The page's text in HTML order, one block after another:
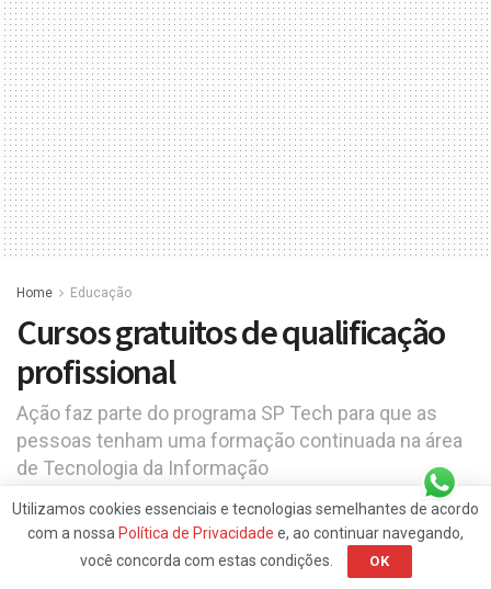
Home Educação
Cursos gratuitos de qualificação
profissional
Ação faz parte do programa SP Tech para que as
pessoas tenham uma formação continuada na área
de Tecnologia da Informação
3 de julho de 2020 Reading Time: 2 mins read AA
Utilizamos cookies essenciais e tecnologias semelhantes de acordo
com a nossa Política de Privacidade e, ao continuar navegando,
você concorda com estas condições.
OK